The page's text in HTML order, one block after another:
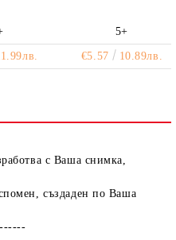
5+
€5.57 10.89лв.
с Ваша снимка,
създаден по Ваша